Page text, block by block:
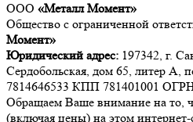
ООО «Металл Момент»
Общество с ограниченной
Момент»
Юридический адрес: 197342, г.
Сердобольская, дом 65, литер
7814646533 КПП 781401001
Обращаем Ваше внимание на то,
(включая цены) на этом